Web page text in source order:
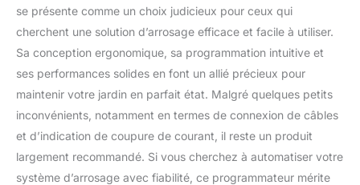
se présente comme un choix judicieux pour ceux qui
cherchent une solution d’arrosage efficace et facile à utiliser.
Sa conception ergonomique, sa programmation intuitive et
ses performances solides en font un allié précieux pour
maintenir votre jardin en parfait état. Malgré quelques petits
inconvénients, notamment en termes de connexion de câbles
et d’indication de coupure de courant, il reste un produit
largement recommandé. Si vous cherchez à automatiser votre
système d’arrosage avec fiabilité, ce programmateur mérite